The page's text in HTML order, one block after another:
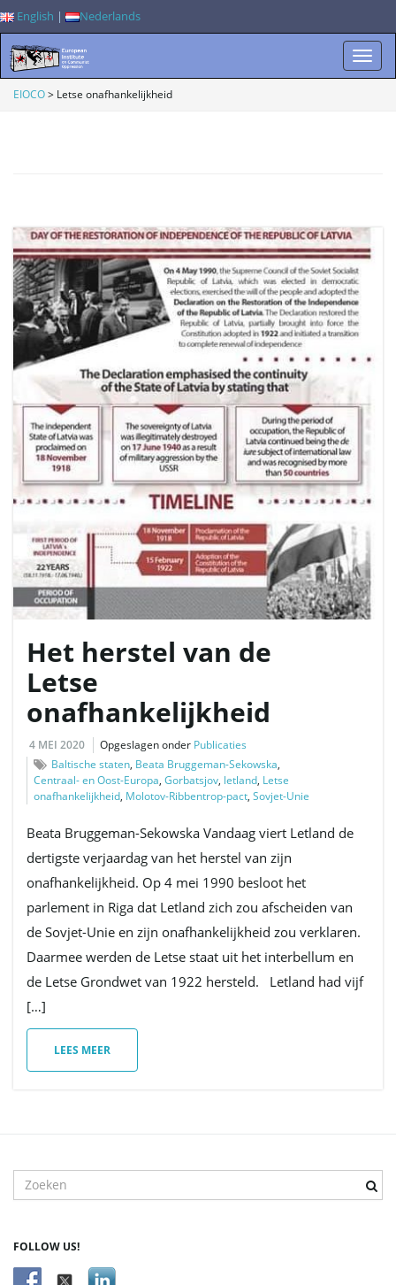
English | Nederlands
s
l
e
n
t
EIOCO> Letse onafhankelijkheid
Het herstel van de
Letse
onafhankelijkheid
4 MEI 2020 Opgeslagen onder Publicaties
Baltische staten, Beata Bruggeman-Sekowska,
Centraal- en Oost-Europa, Gorbatsjov, letland, Letse
onafhankelijkheid, Molotov-Ribbentrop-pact, Sovjet-Unie
Beata Bruggeman-Sekowska Vandaag viert Letland de
dertigste verjaardag van het herstel van zijn
onafhankelijkheid. Op 4 mei 1990 besloot het
parlement in Riga dat Letland zich zou afscheiden van
de Sovjet-Unie en zijn onafhankelijkheid zou verklaren.
Daarmee werden de Letse staat uit het interbellum en
de Letse Grondwet van 1922 hersteld. Letland had vijf
[…]
LEES MEER
r
w
FOLLOW US!